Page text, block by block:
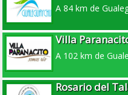
A 84 km de
Villa
A 102 km de
Rosario del